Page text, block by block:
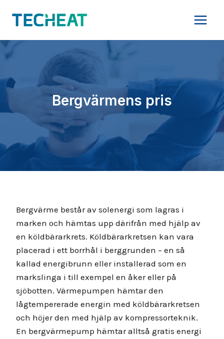
Bergvärmens pris
Bergvärme består av solenergi som lagras i
marken och hämtas upp därifrån med hjälp av
en köldbärarkrets. Köldbärarkretsen kan vara
placerad i ett borrhål i berggrunden – en så
kallad energibrunn eller installerad som en
markslinga i till exempel en åker eller på
sjöbotten. Värmepumpen hämtar den
lågtempererade energin med köldbärarkretsen
och höjer den med hjälp av kompressorteknik.
En bergvärmepump hämtar alltså gratis energi